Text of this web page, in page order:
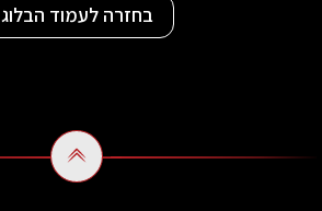
בחזרה לעמוד הבלוג